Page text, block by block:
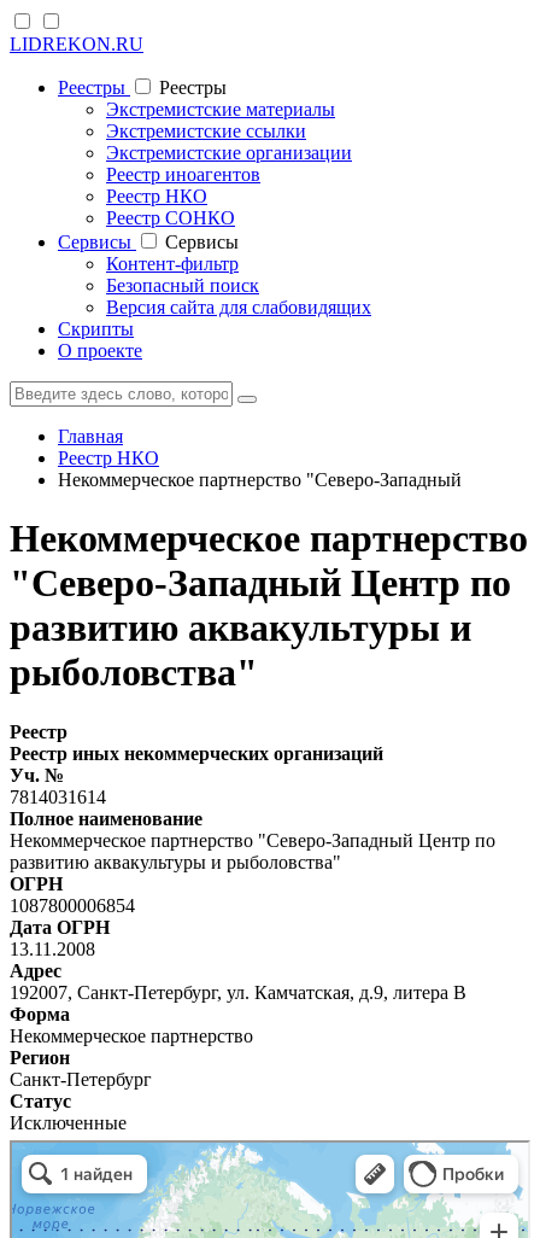
LIDREKON.RU
Реестры
Реестры
Экстремистские материалы
Экстремистские ссылки
Экстремистские организации
Реестр иноагентов
Реестр НКО
Реестр СОНКО
Cервисы
Cервисы
Контент-фильтр
Безопасный поиск
Версия сайта для слабовидящих
Скрипты
О проекте
Главная
Реестр НКО
Некоммерческое партнерство "Северо-Западный
Некоммерческое партнерство
"Северо-Западный Центр по
развитию аквакультуры и
рыболовства"
Реестр
Реестр иных некоммерческих организаций
Уч. №
7814031614
Полное наименование
Некоммерческое партнерство "Северо-Западный Центр по
развитию аквакультуры и рыболовства"
ОГРН
1087800006854
Дата ОГРН
13.11.2008
Адрес
192007, Санкт-Петербург, ул. Камчатская, д.9, литера В
Форма
Некоммерческое партнерство
Регион
Санкт-Петербург
Статус
Исключенные